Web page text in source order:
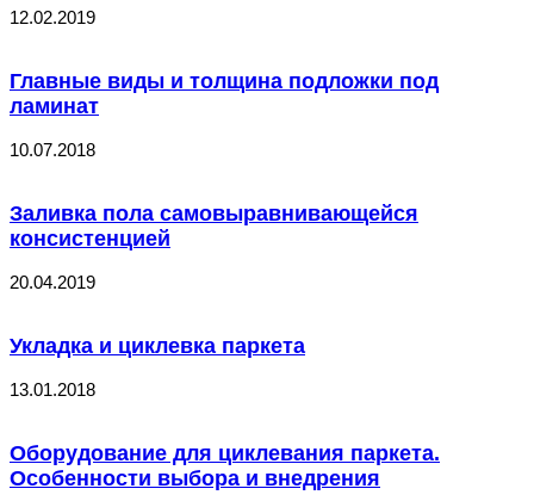
12.02.2019
Главные виды и толщина подложки под
ламинат
10.07.2018
Заливка пола самовыравнивающейся
консистенцией
20.04.2019
Укладка и циклевка паркета
13.01.2018
Оборудование для циклевания паркета.
Особенности выбора и внедрения